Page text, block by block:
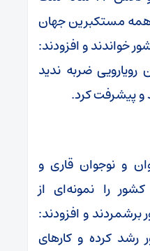
همه مستکبرین جهان
خواندند و افزودند:
رویارویی ضربه ندید
و پیشرفت کرد.
و نوجوان قاری و
را نمونه‌ای از
و افزودند:
رشد کرده و کارهای